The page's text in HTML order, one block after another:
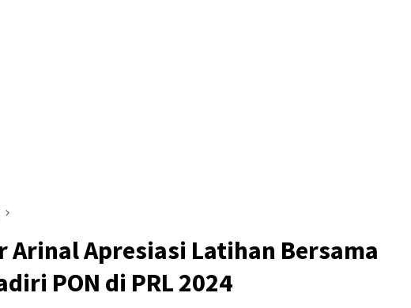
Arinal Apresiasi Latihan Bersama
PON di PRL 2024